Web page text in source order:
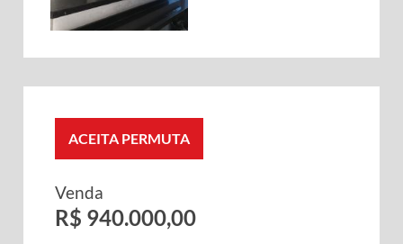
ACEITA PERMUTA
Venda
R$ 940.000,00